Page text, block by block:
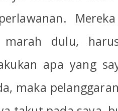
marah dulu,
apa yang
maka